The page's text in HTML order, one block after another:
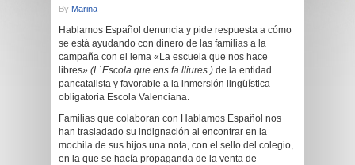
By Marina
Hablamos Español denuncia y pide respuesta a cómo
se está ayudando con dinero de las familias a la
campaña con el lema «La escuela que nos hace
libres» (L´Escola que ens fa lliures.) de la entidad
pancatalista y favorable a la inmersión lingüística
obligatoria Escola Valenciana.
Familias que colaboran con Hablamos Español nos
han trasladado su indignación al encontrar en la
mochila de sus hijos una nota, con el sello del colegio,
en la que se hacía propaganda de la venta de